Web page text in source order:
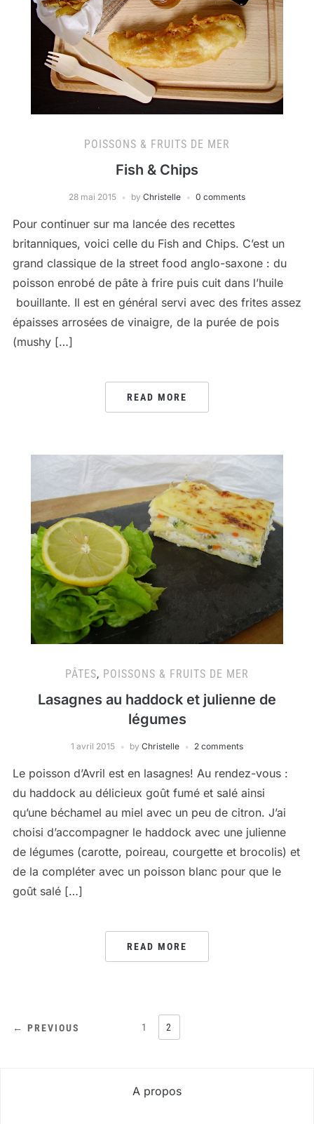
POISSONS & FRUITS DE MER
Fish & Chips
28 mai 2015 by Christelle 0 comments
Pour continuer sur ma lancée des recettes
britanniques, voici celle du Fish and Chips. C’est un
grand classique de la street food anglo-saxone : du
poisson enrobé de pâte à frire puis cuit dans l’huile
bouillante. Il est en général servi avec des frites assez
épaisses arrosées de vinaigre, de la purée de pois
(mushy […]
READ MORE
PÂTES, POISSONS & FRUITS DE MER
Lasagnes au haddock et julienne de
légumes
1 avril 2015 by Christelle 2 comments
Le poisson d’Avril est en lasagnes! Au rendez-vous :
du haddock au délicieux goût fumé et salé ainsi
qu’une béchamel au miel avec un peu de citron. J’ai
choisi d’accompagner le haddock avec une julienne
de légumes (carotte, poireau, courgette et brocolis) et
de la compléter avec un poisson blanc pour que le
goût salé […]
READ MORE
PAGINATION
← PREVIOUS 1 2
A propos